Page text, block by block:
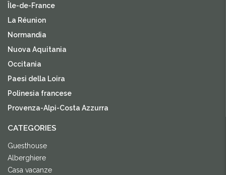
Île-de-France
La Réunion
Normandia
Nuova Aquitania
Occitania
Paesi della Loira
Polinesia francese
Provenza-Alpi-Costa Azzurra
CATEGORIES
Guesthouse
Alberghiere
Casa vacanze